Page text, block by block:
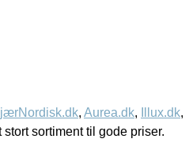
, Aurea.dk, Illux.dk,
stort sortiment til gode priser.